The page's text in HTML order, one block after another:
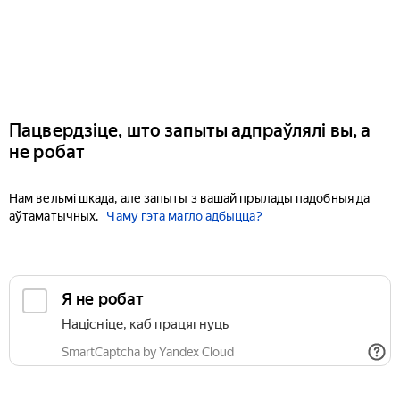
Пацвердзіце, што запыты адпраўлялі вы, а
не робат
Нам вельмі шкада, але запыты з вашай прылады падобныя да
аўтаматычных.
Чаму гэта магло адбыцца?
Я не робат
Націсніце, каб працягнуць
SmartCaptcha by Yandex Cloud